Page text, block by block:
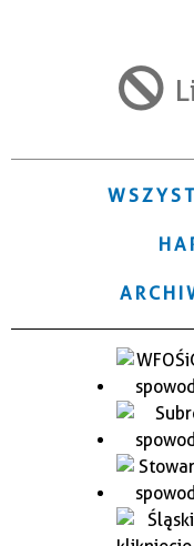
Trwające w zakresie